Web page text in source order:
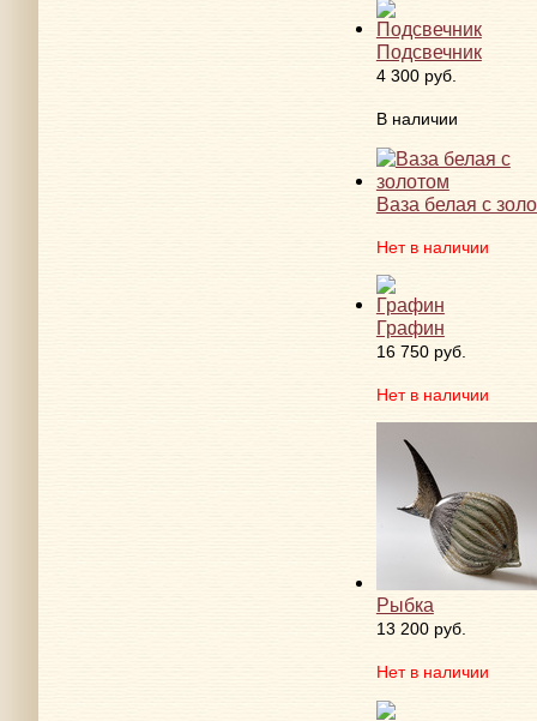
Подсвечник
4 300 руб.
В наличии
Ваза белая с
Нет в наличии
Графин
16 750 руб.
Нет в наличии
Рыбка
13 200 руб.
Нет в наличии